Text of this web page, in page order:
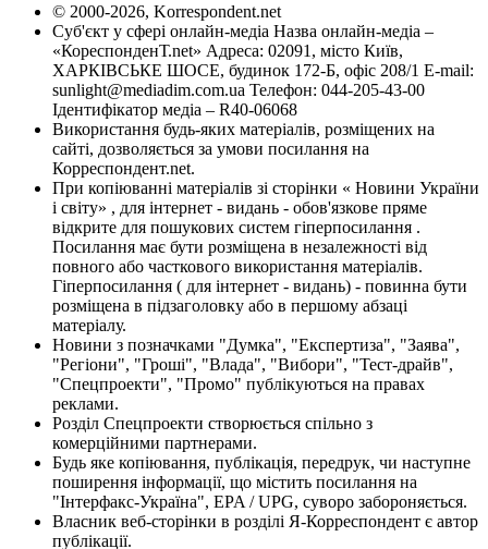
© 2000-2026, Korrespondent.net
Суб'єкт у сфері онлайн-медіа Назва онлайн-медіа –
«КореспонденТ.net» Адреса: 02091, місто Київ,
ХАРКІВСЬКЕ ШОСЕ, будинок 172-Б, офіс 208/1 E-mail:
sunlight@mediadim.com.ua Телефон: 044-205-43-00
Ідентифікатор медіа – R40-06068
Використання будь-яких матеріалів, розміщених на
сайті, дозволяється за умови посилання на
Корреспондент.net.
При копіюванні матеріалів зі сторінки « Новини України
і світу» , для інтернет - видань - обов'язкове пряме
відкрите для пошукових систем гіперпосилання .
Посилання має бути розміщена в незалежності від
повного або часткового використання матеріалів.
Гіперпосилання ( для інтернет - видань) - повинна бути
розміщена в підзаголовку або в першому абзаці
матеріалу.
Новини з позначками "Думка", "Експертиза", "Заява",
"Регіони", "Гроші", "Влада", "Вибори", "Тест-драйв",
"Спецпроекти", "Промо" публікуються на правах
реклами.
Розділ Спецпроекти створюється спільно з
комерційними партнерами.
Будь яке копіювання, публікація, передрук, чи наступне
поширення інформації, що містить посилання на
"Інтерфакс-Україна", EPA / UPG, суворо забороняється.
Власник веб-сторінки в розділі Я-Корреспондент є автор
публікації.